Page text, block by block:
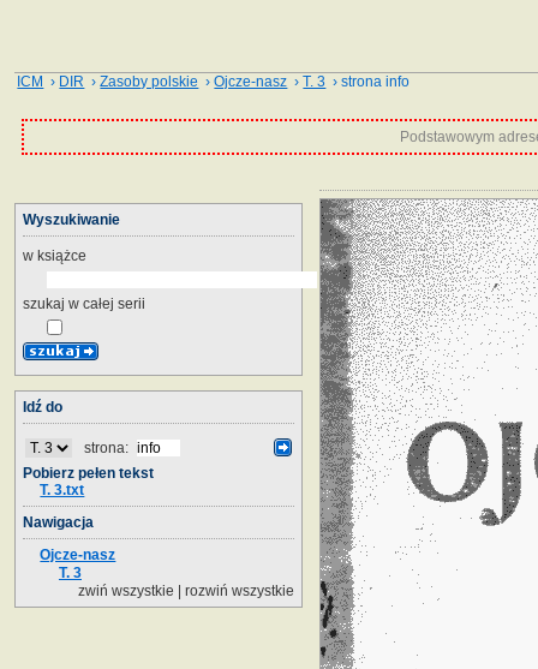
ICM › DIR ›Zasoby polskie ›Ojcze-nasz ›T. 3 › strona info
Podstawowym
Wyszukiwanie
w książce
szukaj w całej serii
Idź do
strona:
Pobierz pełen tekst
T. 3.txt
Nawigacja
Ojcze-nasz
T. 3
zwiń wszystkie
rozwiń wszystkie